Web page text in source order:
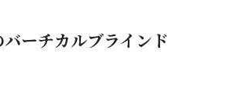
ーチカルブラインド